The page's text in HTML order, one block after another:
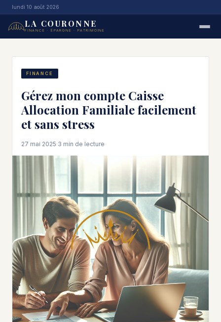
lundi 10 août 2026
LA COURONNE
FINANCE · ÉPARGNE · PATRIMOINE
FINANCE
Gérez mon compte Caisse
Allocation Familiale facilement
et sans stress
27 mai 2025·3 min de lecture